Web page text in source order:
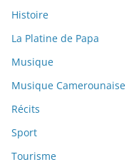
Histoire
La Platine de Papa
Musique
Musique Camerounaise
Récits
Sport
Tourisme